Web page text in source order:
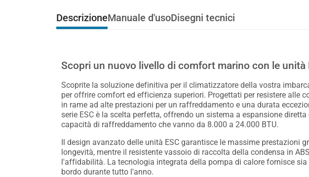
DescrizioneManuale d'usoDisegni tecnici
Scopri un nuovo livello di comfort marino con le unità
Scoprite la soluzione definitiva per il climatizzatore della vostra
per offrire comfort ed efficienza superiori. Progettati per resistere
in rame ad alte prestazioni per un raffreddamento e una durata
serie ESC è la scelta perfetta, offrendo un sistema a espansione
capacità di raffreddamento che vanno da 8.000 a 24.000 BTU.
Il design avanzato delle unità ESC garantisce le massime prestazioni
longevità, mentre il resistente vassoio di raccolta della condensa in
l'affidabilità. La tecnologia integrata della pompa di calore fornisce
bordo durante tutto l'anno.